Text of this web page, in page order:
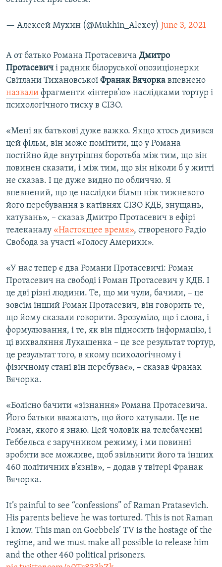
— Алексей Мухин (@Mukhin_Alexey) June 3, 2021
А от батько Романа Протасевича Дмитро
Протасевич і радник білоруської опозиціонерки
Світлани Тихановської Франак Вячорка впевнено
назвали фрагменти «інтерв’ю» наслідками тортур і
психологічного тиску в СІЗО.
«Мені як батькові дуже важко. Якщо хтось дивився
цей фільм, він може помітити, що у Романа
постійно йде внутрішня боротьба між тим, що він
повинен сказати, і між тим, що він ніколи б у житті
не сказав. І це дуже видно по обличчю. Я
впевнений, що це наслідки більш ніж тижневого
його перебування в катівнях СІЗО КДБ, знущань,
катувань», – сказав Дмитро Протасевич в ефірі
телеканалу «Настоящее время», створеного Радіо
Свобода за участі «Голосу Америки».
«У нас тепер є два Романи Протасевичі: Роман
Протасевич на свободі і Роман Протасевич у КДБ. І
це дві різні людини. Те, що ми чули, бачили, – це
зовсім інший Роман Протасевич, він говорить те,
що йому сказали говорити. Зрозуміло, що і слова, і
формулювання, і те, як він підносить інформацію, і
ці вихваляння Лукашенка – це все результат тортур,
це результат того, в якому психологічному і
фізичному стані він перебуває», – сказав Франак
Вячорка.
«Болісно бачити «зізнання» Романа Протасевича.
Його батьки вважають, що його катували. Це не
Роман, якого я знаю. Цей чоловік на телебаченні
Геббельса є заручником режиму, і ми повинні
зробити все можливе, щоб звільнити його та інших
460 політичних в’язнів», – додав у твітері Франак
Вячорка.
It’s painful to see “confessions” of Raman Pratasevich.
His parents believe he was tortured. This is not Raman
I know. This man on Goebbels’ TV is the hostage of the
regime, and we must make all possible to release him
and the other 460 political prisoners.